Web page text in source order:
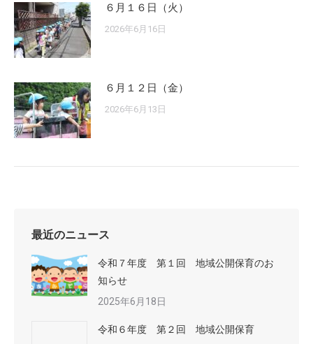
６月１６日（火）
2026年6月16日
６月１２日（金）
2026年6月13日
最近のニュース
令和７年度 第１回 地域公開保育のお
知らせ
2025年6月18日
令和６年度 第２回 地域公開保育